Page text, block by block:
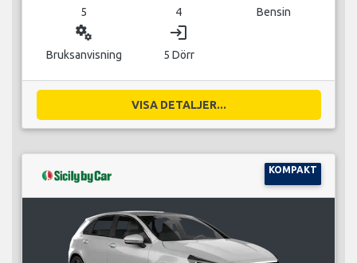
5 4 Bensin
miscellaneous_services
Bruksanvisning
login
5 Dörr
VISA DETALJER...
KOMPAKT